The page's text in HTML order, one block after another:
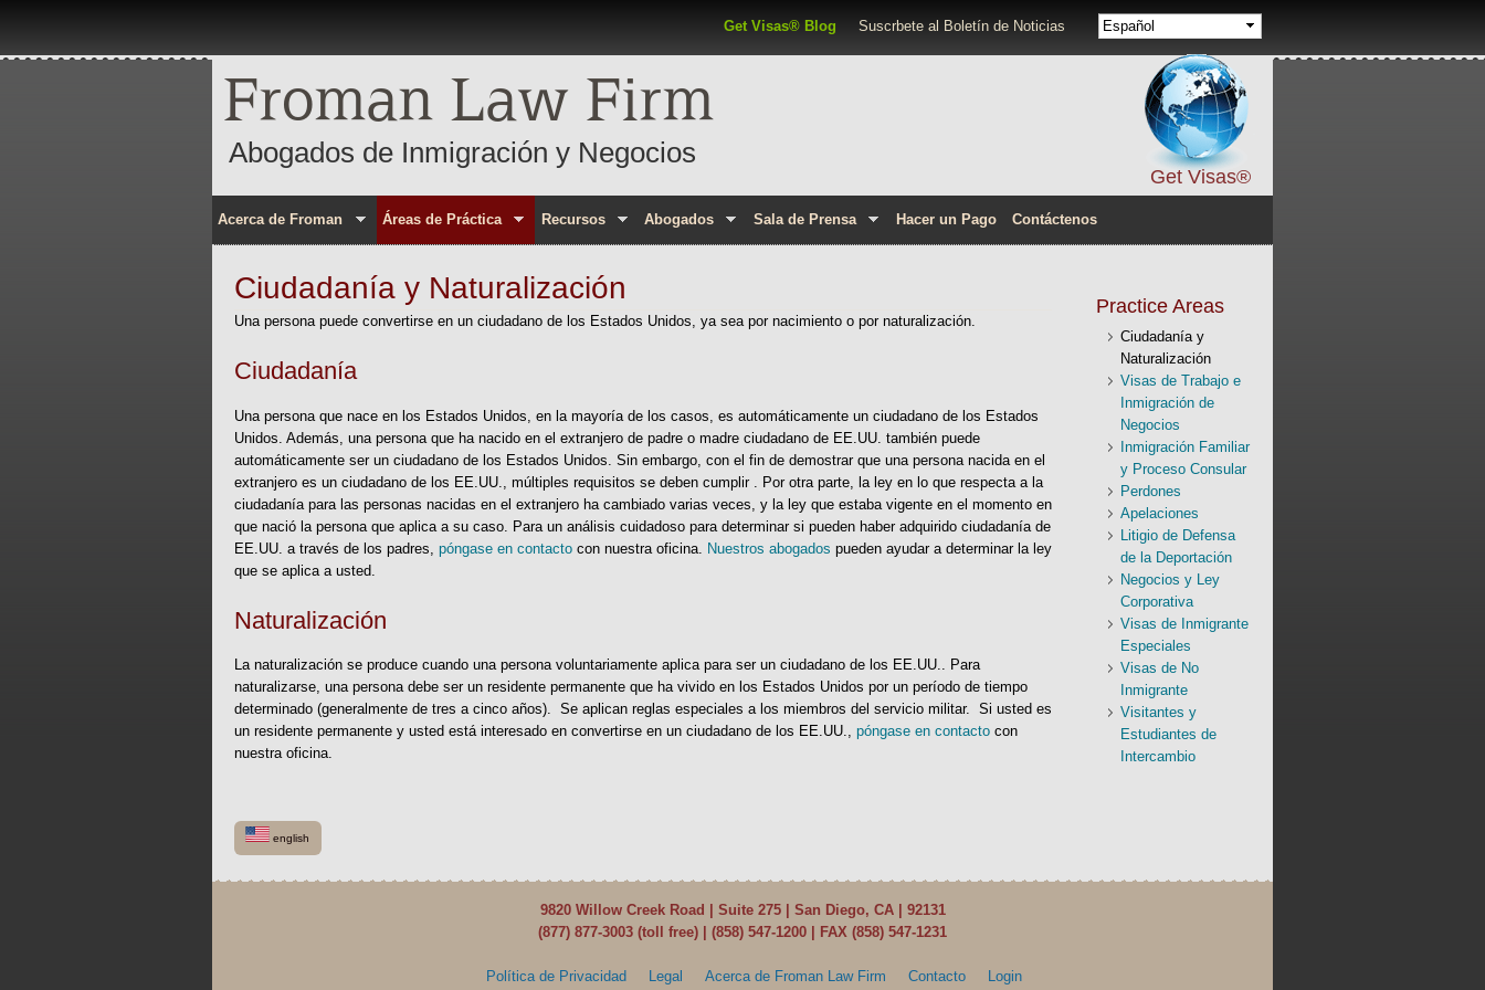
Idiomas
Top Navigation
Get Visas® Blog Suscrbete al Boletín de Noticias
Froman Law Firm
Abogados de Inmigración y Negocios
Get Visas®
Acerca de Froman Áreas de Práctica Recursos Abogados Sala de Prensa Hacer un Pago Contáctenos
Ciudadanía y Naturalización
Una persona puede convertirse en un ciudadano de los Estados Unidos, ya sea por nacimiento o por naturalización.
Ciudadanía
Una persona que nace en los Estados Unidos, en la mayoría de los casos, es automáticamente un ciudadano de los Estados
Unidos. Además, una persona que ha nacido en el extranjero de padre o madre ciudadano de EE.UU. también puede
automáticamente ser un ciudadano de los Estados Unidos. Sin embargo, con el fin de demostrar que una persona nacida en el
extranjero es un ciudadano de los EE.UU., múltiples requisitos se deben cumplir . Por otra parte, la ley en lo que respecta a la
ciudadanía para las personas nacidas en el extranjero ha cambiado varias veces, y la ley que estaba vigente en el momento en
que nació la persona que aplica a su caso. Para un análisis cuidadoso para determinar si pueden haber adquirido ciudadanía de
EE.UU. a través de los padres, póngase en contacto con nuestra oficina. Nuestros abogados pueden ayudar a determinar la ley
que se aplica a usted.
Naturalización
La naturalización se produce cuando una persona voluntariamente aplica para ser un ciudadano de los EE.UU.. Para
naturalizarse, una persona debe ser un residente permanente que ha vivido en los Estados Unidos por un período de tiempo
determinado (generalmente de tres a cinco años). Se aplican reglas especiales a los miembros del servicio militar. Si usted es
un residente permanente y usted está interesado en convertirse en un ciudadano de los EE.UU., póngase en contacto con
nuestra oficina.
english
Practice Areas
Ciudadanía y
Naturalización
Visas de Trabajo e
Inmigración de
Negocios
Inmigración Familiar
y Proceso Consular
Perdones
Apelaciones
Litigio de Defensa
de la Deportación
Negocios y Ley
Corporativa
Visas de Inmigrante
Especiales
Visas de No
Inmigrante
Visitantes y
Estudiantes de
Intercambio
9820 Willow Creek Road | Suite 275 | San Diego, CA | 92131
(877) 877-3003 (toll free) | (858) 547-1200 | FAX (858) 547-1231
Política de Privacidad Legal Acerca de Froman Law Firm Contacto Login